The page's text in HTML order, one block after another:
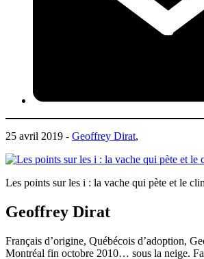
25 avril 2019 - Geoffrey Dirat,
Les points sur les i : la vache qui pète et le
Geoffrey Dirat
Français d’origine, Québécois d’adoption,
Montréal fin octobre 2010… sous la neige.